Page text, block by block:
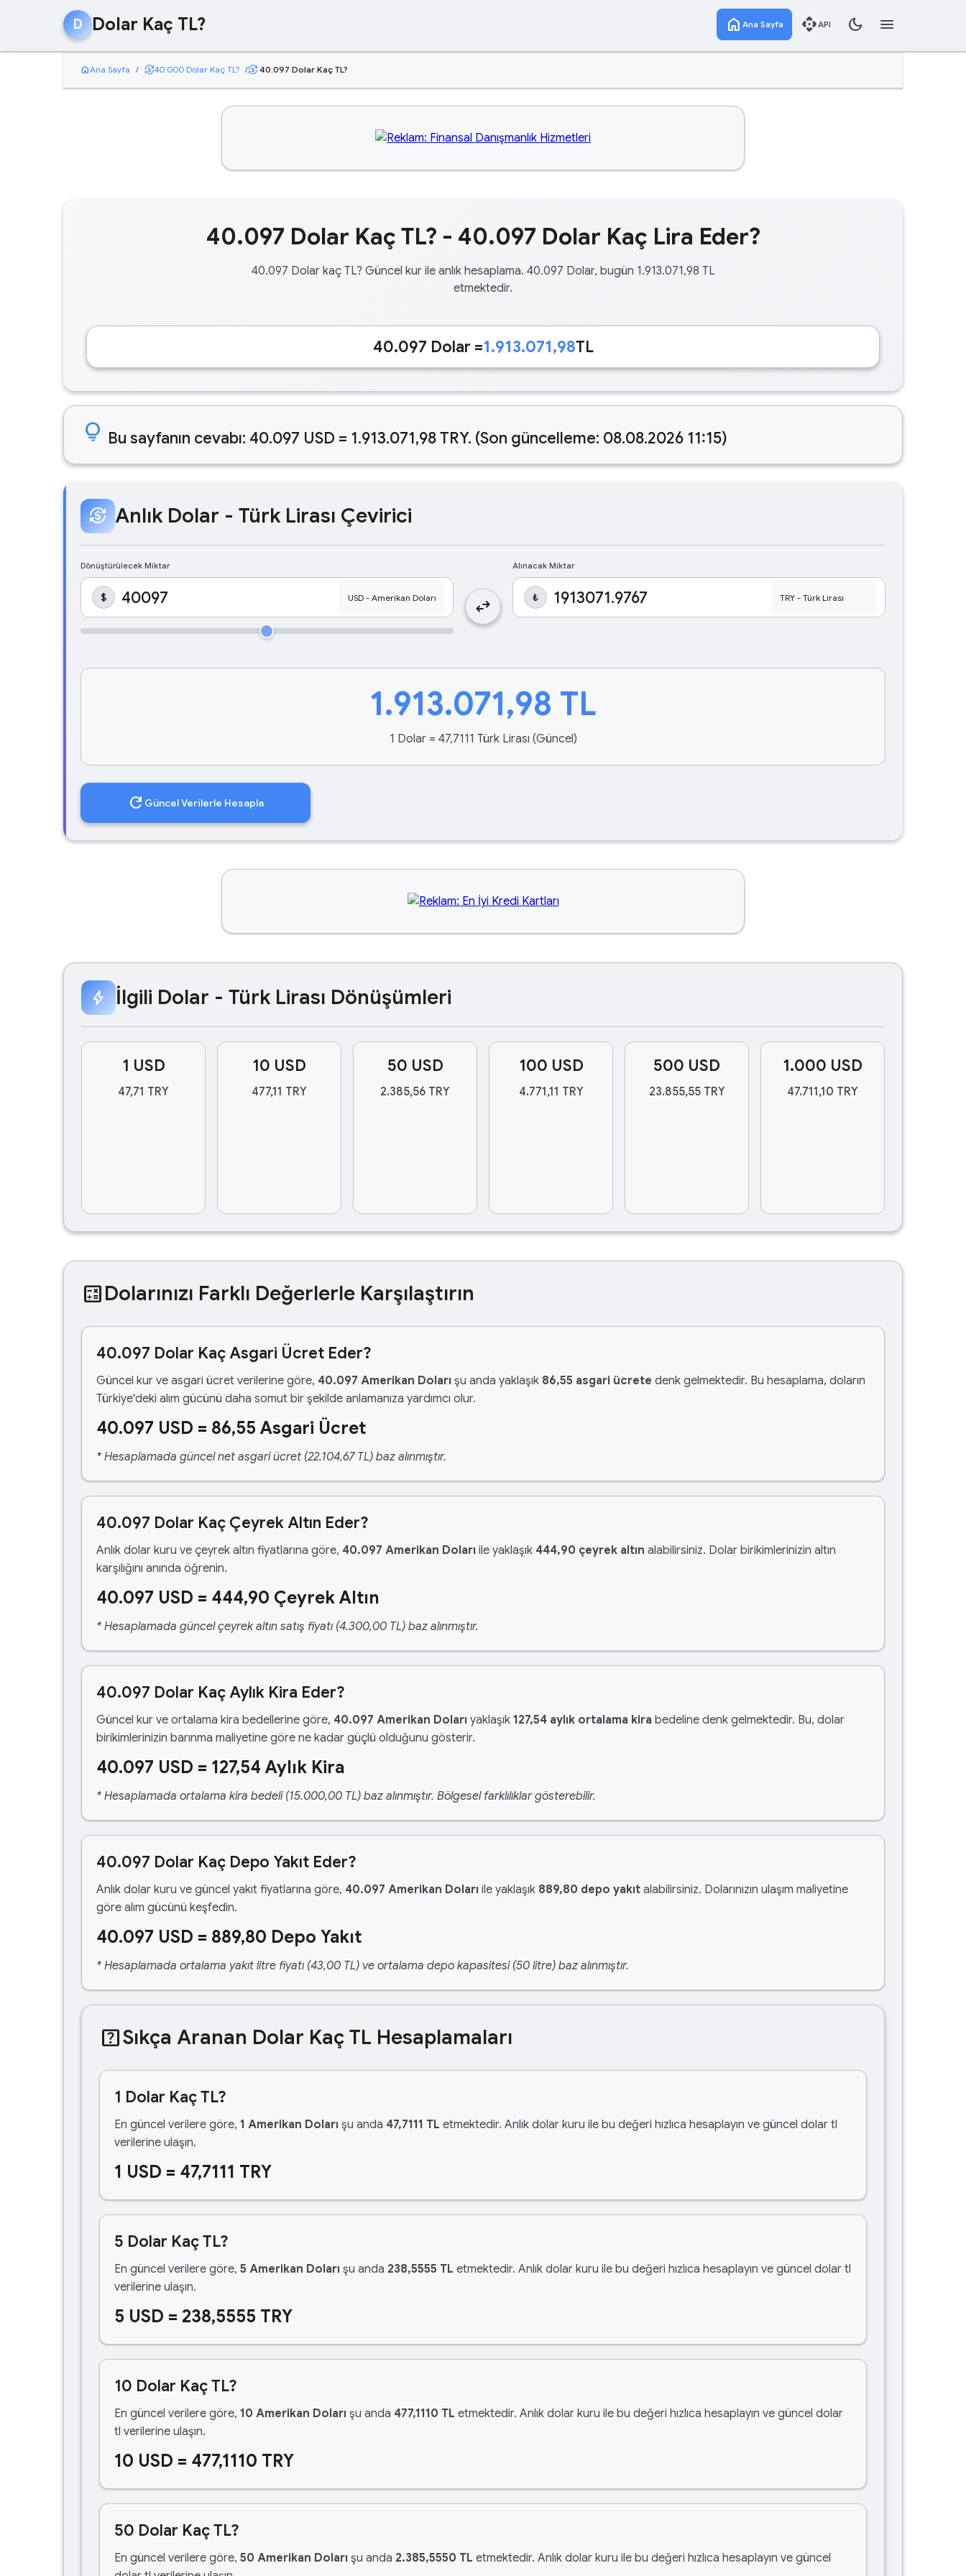
D Dolar Kaç TL? home Ana Sayfa apiAPI dark_mode menu
homeAna Sayfa / currency_exchange40.000 Dolar Kaç TL? /currency_exchange 40.097 Dolar Kaç TL?
40.097 Dolar Kaç TL? - 40.097 Dolar Kaç Lira Eder?
40.097 Dolar kaç TL? Güncel kur ile anlık hesaplama. 40.097 Dolar, bugün 1.913.071,98 TL
etmektedir.
40.097 Dolar =1.913.071,98TL
lightbulb Bu sayfanın cevabı: 40.097 USD = 1.913.071,98 TRY. (Son güncelleme: 08.08.2026 11:15)
currency_exchange Anlık Dolar - Türk Lirası Çevirici
Dönüştürülecek Miktar
$ swap_horiz
Alınacak Miktar
₺
1.913.071,98 TL
1 Dolar = 47,7111 Türk Lirası (Güncel)
refresh Güncel Verilerle Hesapla
bolt İlgili Dolar - Türk Lirası Dönüşümleri
1 USD
47,71 TRY
10 USD
477,11 TRY
50 USD
2.385,56 TRY
100 USD
4.771,11 TRY
500 USD
23.855,55 TRY
1.000 USD
47.711,10 TRY
calculateDolarınızı Farklı Değerlerle Karşılaştırın
40.097 Dolar Kaç Asgari Ücret Eder?
Güncel kur ve asgari ücret verilerine göre, 40.097 Amerikan Doları şu anda yaklaşık 86,55 asgari ücrete denk gelmektedir. Bu hesaplama, doların
Türkiye'deki alım gücünü daha somut bir şekilde anlamanıza yardımcı olur.
40.097 USD = 86,55 Asgari Ücret
* Hesaplamada güncel net asgari ücret (22.104,67 TL) baz alınmıştır.
40.097 Dolar Kaç Çeyrek Altın Eder?
Anlık dolar kuru ve çeyrek altın fiyatlarına göre, 40.097 Amerikan Doları ile yaklaşık 444,90 çeyrek altın alabilirsiniz. Dolar birikimlerinizin altın
karşılığını anında öğrenin.
40.097 USD = 444,90 Çeyrek Altın
* Hesaplamada güncel çeyrek altın satış fiyatı (4.300,00 TL) baz alınmıştır.
40.097 Dolar Kaç Aylık Kira Eder?
Güncel kur ve ortalama kira bedellerine göre, 40.097 Amerikan Doları yaklaşık 127,54 aylık ortalama kira bedeline denk gelmektedir. Bu, dolar
birikimlerinizin barınma maliyetine göre ne kadar güçlü olduğunu gösterir.
40.097 USD = 127,54 Aylık Kira
* Hesaplamada ortalama kira bedeli (15.000,00 TL) baz alınmıştır. Bölgesel farklılıklar gösterebilir.
40.097 Dolar Kaç Depo Yakıt Eder?
Anlık dolar kuru ve güncel yakıt fiyatlarına göre, 40.097 Amerikan Doları ile yaklaşık 889,80 depo yakıt alabilirsiniz. Dolarınızın ulaşım maliyetine
göre alım gücünü keşfedin.
40.097 USD = 889,80 Depo Yakıt
* Hesaplamada ortalama yakıt litre fiyatı (43,00 TL) ve ortalama depo kapasitesi (50 litre) baz alınmıştır.
help_centerSıkça Aranan Dolar Kaç TL Hesaplamaları
1 Dolar Kaç TL?
En güncel verilere göre, 1 Amerikan Doları şu anda 47,7111 TL etmektedir. Anlık dolar kuru ile bu değeri hızlıca hesaplayın ve güncel dolar tl
verilerine ulaşın.
1 USD = 47,7111 TRY
5 Dolar Kaç TL?
En güncel verilere göre, 5 Amerikan Doları şu anda 238,5555 TL etmektedir. Anlık dolar kuru ile bu değeri hızlıca hesaplayın ve güncel dolar tl
verilerine ulaşın.
5 USD = 238,5555 TRY
10 Dolar Kaç TL?
En güncel verilere göre, 10 Amerikan Doları şu anda 477,1110 TL etmektedir. Anlık dolar kuru ile bu değeri hızlıca hesaplayın ve güncel dolar
tl verilerine ulaşın.
10 USD = 477,1110 TRY
50 Dolar Kaç TL?
En güncel verilere göre, 50 Amerikan Doları şu anda 2.385,5550 TL etmektedir. Anlık dolar kuru ile bu değeri hızlıca hesaplayın ve güncel